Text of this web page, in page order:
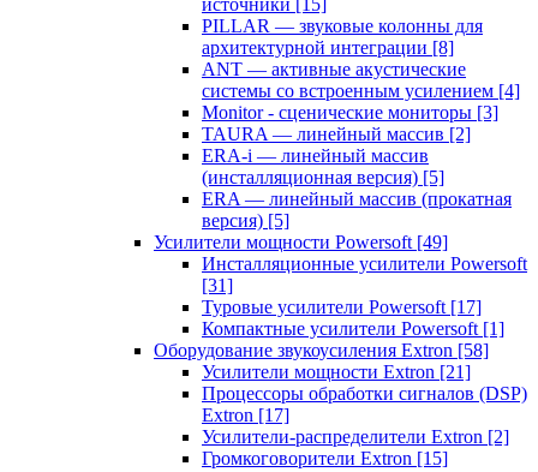
источники [15]
PILLAR — звуковые колонны для
архитектурной интеграции [8]
ANT — активные акустические
системы со встроенным усилением [4]
Monitor - сценические мониторы [3]
TAURA — линейный массив [2]
ERA-i — линейный массив
(инсталляционная версия) [5]
ERA — линейный массив (прокатная
версия) [5]
Усилители мощности Powersoft [49]
Инсталляционные усилители Powersoft
[31]
Туровые усилители Powersoft [17]
Компактные усилители Powersoft [1]
Оборудование звукоусиления Extron [58]
Усилители мощности Extron [21]
Процессоры обработки сигналов (DSP)
Extron [17]
Усилители-распределители Extron [2]
Громкоговорители Extron [15]